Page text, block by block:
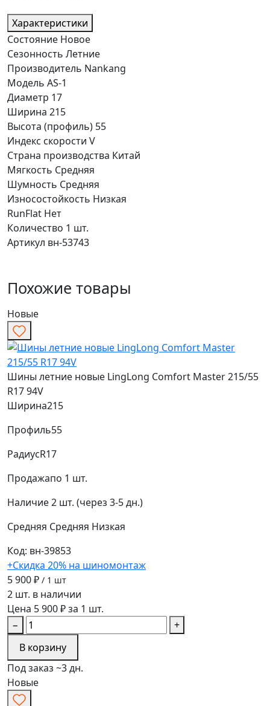
Характеристики
Состояние Новое
Сезонность Летние
Производитель Nankang
Модель AS-1
Диаметр 17
Ширина 215
Высота (профиль) 55
Индекс скорости V
Страна производства Китай
Мягкость Средняя
Шумность Средняя
Износостойкость Низкая
RunFlat Нет
Количество 1 шт.
Артикул вн-53743
Похожие товары
Новые
Шины летние новые LingLong Comfort Master 215/55
R17 94V
Ширина215
Профиль55
РадиусR17
Продажапо 1 шт.
Наличие2 шт. (через 3-5 дн.)
Средняя Средняя Низкая
Код: вн-39853
+Скидка 20% на шиномонтаж
5 900 ₽ / 1 шт
2 шт. в наличии
Цена 5 900 ₽ за 1 шт.
−
+
В корзину
Под заказ ~3 дн.
Новые